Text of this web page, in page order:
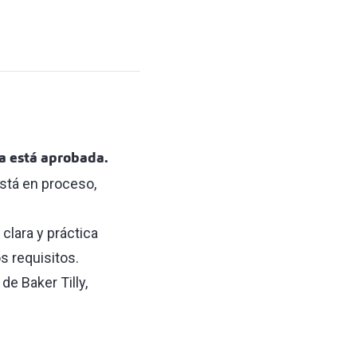
está aprobada.
en proceso,
y práctica
requisitos.
Baker Tilly,